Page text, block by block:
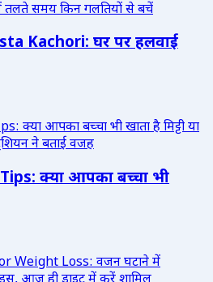
Kachori: घर पर हलवाई
क्या आपका बच्चा भी